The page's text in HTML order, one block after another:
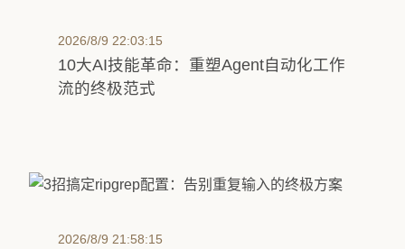
2026/8/9 22:03:15
10大AI技能革命：重塑Agent自动化工作
流的终极范式
2026/8/9 21:58:15